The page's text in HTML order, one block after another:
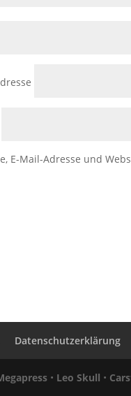
E-Mail-Adresse und
Datenschutzerklärung
• Leo Skull •